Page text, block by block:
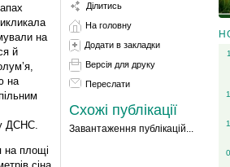
на
й
на
ДСНС.
на площі
Ділитись
На головну
Додати в закладки
Версія для друку
Переслати
Схожі публікації
Завантаження публікацій...